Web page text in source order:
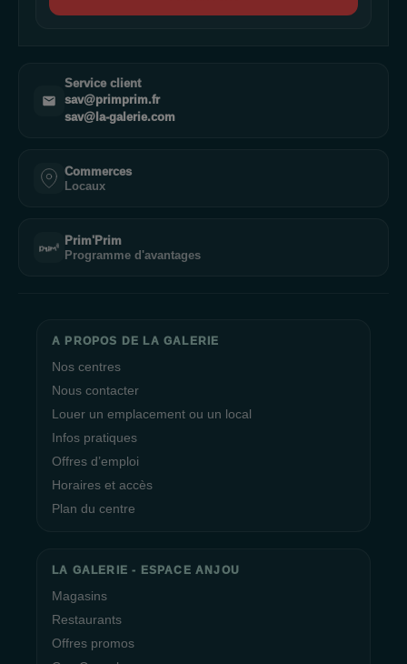
Service client
sav@primprim.fr
sav@la-galerie.com
Commerces
Locaux
Prim'Prim
Programme d'avantages
A PROPOS DE LA GALERIE
Nos centres
Nous contacter
Louer un emplacement ou un local
Infos pratiques
Offres d’emploi
Horaires et accès
Plan du centre
LA GALERIE - ESPACE ANJOU
Magasins
Restaurants
Offres promos